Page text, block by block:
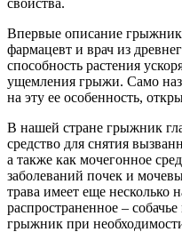
Впервые описание
фармацевт и врач из
способность растения
ущемления грыжи. Само
на эту ее особенность,
В нашей стране грыжник
средство для снятия
а также как мочегонное
заболеваний почек и
трава имеет еще несколько
распространенное –
грыжник при